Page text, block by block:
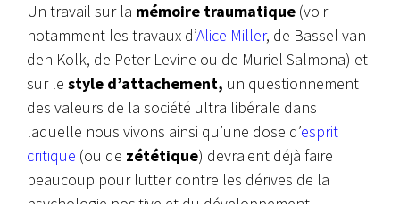
Un travail sur la mémoire traumatique (voir
notamment les travaux d’Alice Miller, de Bassel van
den Kolk, de Peter Levine ou de Muriel Salmona) et
sur le style d’attachement, un questionnement
des valeurs de la société ultra libérale dans
laquelle nous vivons ainsi qu’une dose d’esprit
critique (ou de zététique) devraient déjà faire
beaucoup pour lutter contre les dérives de la